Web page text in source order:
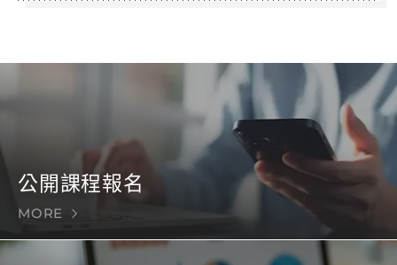
公開課程報名
MORE